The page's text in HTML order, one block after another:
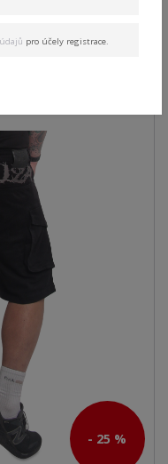
black
- 25 %
pro účely registrace.